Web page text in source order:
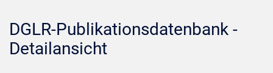
DGLR-Publikationsdatenbank -
Detailansicht